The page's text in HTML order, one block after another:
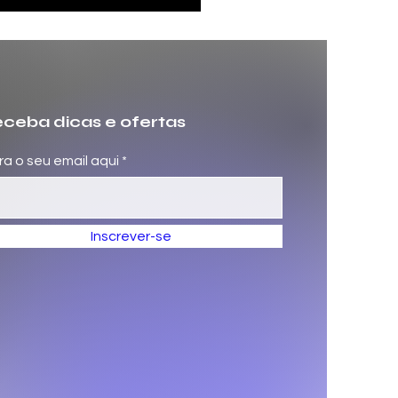
dicas e ofertas
o seu email aqui
Inscrever-se